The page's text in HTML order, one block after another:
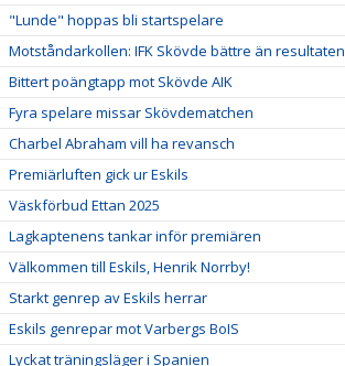
"Lunde" hoppas bli startspelare
Motståndarkollen: IFK Skövde bättre än resultaten
Bittert poängtapp mot Skövde AIK
Fyra spelare missar Skövdematchen
Charbel Abraham vill ha revansch
Premiärluften gick ur Eskils
Väskförbud Ettan 2025
Lagkaptenens tankar inför premiären
Välkommen till Eskils, Henrik Norrby!
Starkt genrep av Eskils herrar
Eskils genrepar mot Varbergs BoIS
Lyckat träningsläger i Spanien